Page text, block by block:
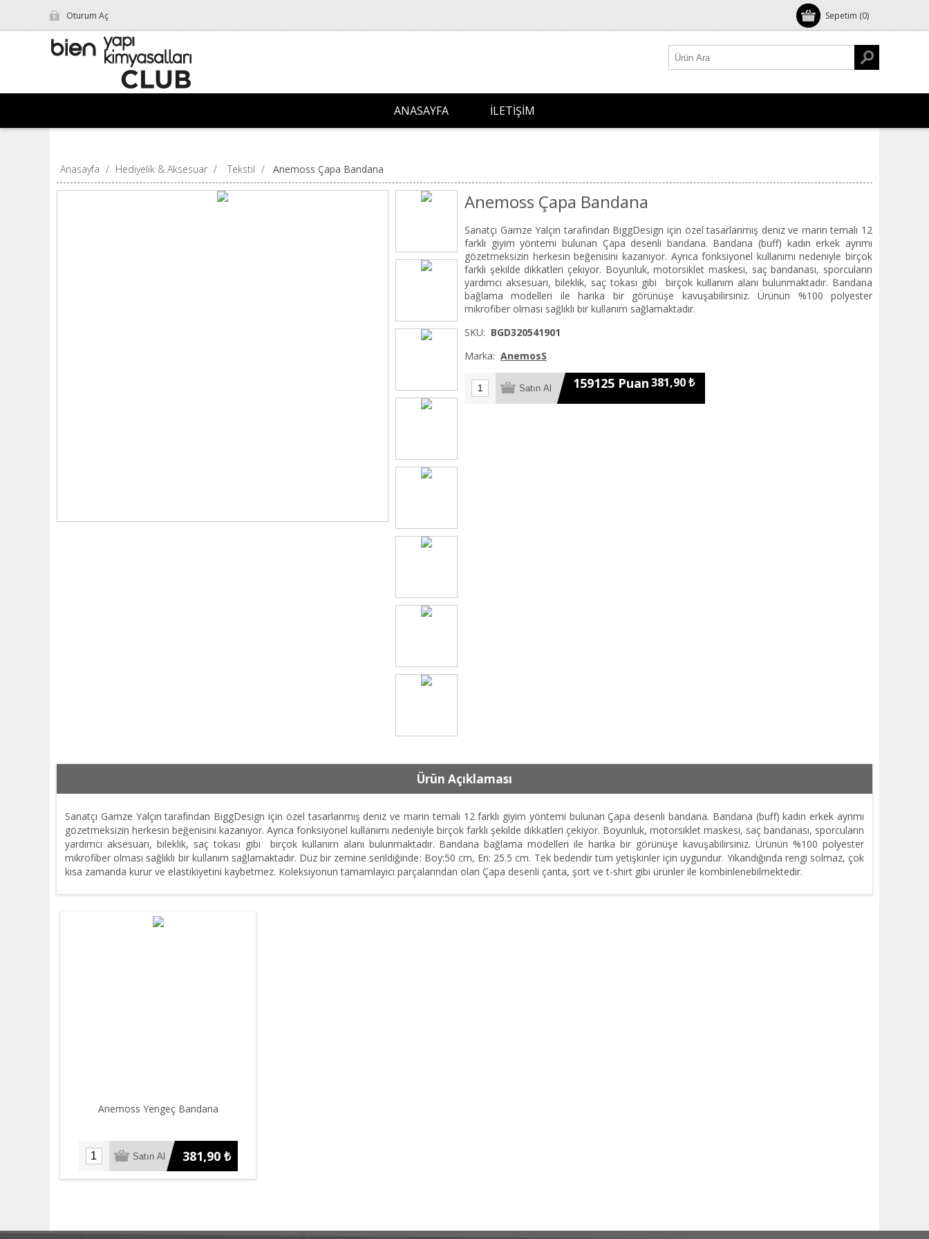
Sepetim (0)
Oturum Aç
ANASAYFA İLETIŞIM
Anasayfa / Hediyelik & Aksesuar / Tekstil / Anemoss Çapa Bandana
Anemoss Çapa Bandana
Sanatçı Gamze Yalçın tarafından BiggDesign için özel tasarlanmış deniz ve marin temalı 12
farklı giyim yöntemi bulunan Çapa desenli bandana. Bandana (buff) kadın erkek ayrımı
gözetmeksizin herkesin beğenisini kazanıyor. Ayrıca fonksiyonel kullanımı nedeniyle birçok
farklı şekilde dikkatleri çekiyor. Boyunluk, motorsiklet maskesi, saç bandanası, sporcuların
yardımcı aksesuarı, bileklik, saç tokası gibi birçok kullanım alanı bulunmaktadır. Bandana
bağlama modelleri ile harika bir görünüşe kavuşabilirsiniz. Ürünün %100 polyester
mikrofiber olması sağlıklı bir kullanım sağlamaktadır.
SKU: BGD320541901
Marka: AnemosS
159125 Puan381,90 ₺
Ürün Açıklaması
Sanatçı Gamze Yalçın tarafından BiggDesign için özel tasarlanmış deniz ve marin temalı 12 farklı giyim yöntemi bulunan Çapa desenli bandana. Bandana (buff) kadın erkek ayrımı
gözetmeksizin herkesin beğenisini kazanıyor. Ayrıca fonksiyonel kullanımı nedeniyle birçok farklı şekilde dikkatleri çekiyor. Boyunluk, motorsiklet maskesi, saç bandanası, sporcuların
yardımcı aksesuarı, bileklik, saç tokası gibi birçok kullanım alanı bulunmaktadır. Bandana bağlama modelleri ile harika bir görünüşe kavuşabilirsiniz. Ürünün %100 polyester
mikrofiber olması sağlıklı bir kullanım sağlamaktadır. Düz bir zemine serildiğinde: Boy:50 cm, En: 25.5 cm. Tek bedendir tüm yetişkinler için uygundur. Yıkandığında rengi solmaz, çok
kısa zamanda kurur ve elastikiyetini kaybetmez. Koleksiyonun tamamlayıcı parçalarından olan Çapa desenli çanta, şort ve t-shirt gibi ürünler ile kombinlenebilmektedir.
Anemoss Yengeç Bandana
381,90 ₺